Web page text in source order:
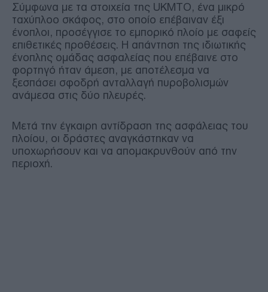
Σύμφωνα με τα στοιχεία της UKMTO, ένα μικρό
ταχύπλοο σκάφος, στο οποίο επέβαιναν έξι
ένοπλοι, προσέγγισε το εμπορικό πλοίο με σαφείς
επιθετικές προθέσεις. Η απάντηση της ιδιωτικής
ένοπλης ομάδας ασφαλείας που επέβαινε στο
φορτηγό ήταν άμεση, με αποτέλεσμα να
ξεσπάσει σφοδρή ανταλλαγή πυροβολισμών
ανάμεσα στις δύο πλευρές.
Μετά την έγκαιρη αντίδραση της ασφάλειας του
πλοίου, οι δράστες αναγκάστηκαν να
υποχωρήσουν και να απομακρυνθούν από την
περιοχή.